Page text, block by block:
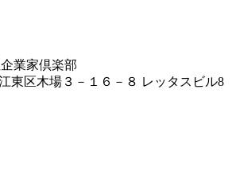
業家倶楽部
東区木場３－１６－８ レッタスビル8